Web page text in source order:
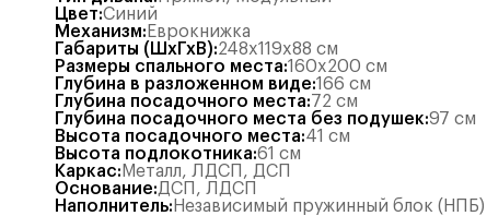
Цвет:Синий
Механизм: Еврокнижка
Габариты (ШхГхВ):248x119x88 см
Размеры спального места:160x200 см
Глубина в разложенном виде:166 см
Глубина посадочного места:72 см
Глубина посадочного места без подушек:97 см
Высота посадочного места:41 см
Высота подлокотника:61 см
Каркас: Металл, ЛДСП , ДСП
Основание:ДСП , ЛДСП
Наполнитель: Независимый пружинный блок (НПБ)